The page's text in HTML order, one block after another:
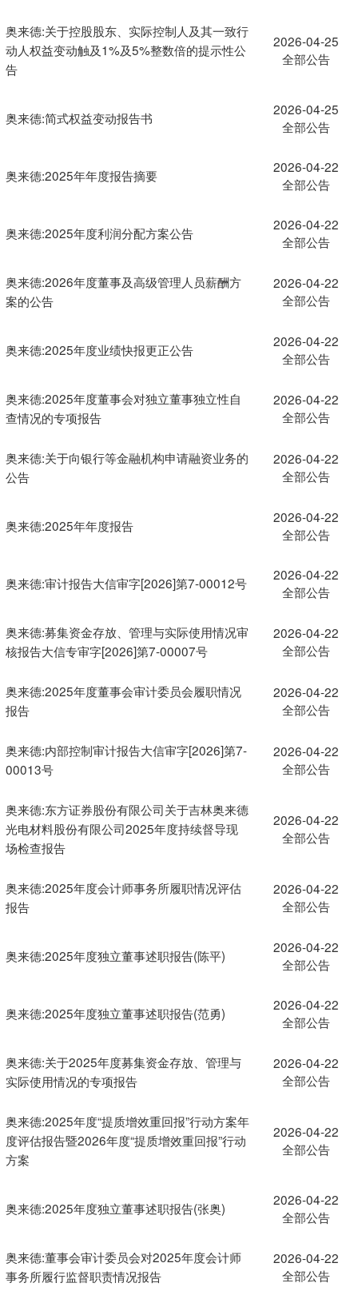
奥来德:关于控股股东、实际控制人及其一致行
动人权益变动触及1%及5%整数倍的提示性公
告
2026-04-25
全部公告
奥来德:简式权益变动报告书
2026-04-25
全部公告
奥来德:2025年年度报告摘要
2026-04-22
全部公告
奥来德:2025年度利润分配方案公告
2026-04-22
全部公告
奥来德:2026年度董事及高级管理人员薪酬方
案的公告
2026-04-22
全部公告
奥来德:2025年度业绩快报更正公告
2026-04-22
全部公告
奥来德:2025年度董事会对独立董事独立性自
查情况的专项报告
2026-04-22
全部公告
奥来德:关于向银行等金融机构申请融资业务的
公告
2026-04-22
全部公告
奥来德:2025年年度报告
2026-04-22
全部公告
奥来德:审计报告大信审字[2026]第7-00012号
2026-04-22
全部公告
奥来德:募集资金存放、管理与实际使用情况审
核报告大信专审字[2026]第7-00007号
2026-04-22
全部公告
奥来德:2025年度董事会审计委员会履职情况
报告
2026-04-22
全部公告
奥来德:内部控制审计报告大信审字[2026]第7-
00013号
2026-04-22
全部公告
奥来德:东方证券股份有限公司关于吉林奥来德
光电材料股份有限公司2025年度持续督导现
场检查报告
2026-04-22
全部公告
奥来德:2025年度会计师事务所履职情况评估
报告
2026-04-22
全部公告
奥来德:2025年度独立董事述职报告(陈平)
2026-04-22
全部公告
奥来德:2025年度独立董事述职报告(范勇)
2026-04-22
全部公告
奥来德:关于2025年度募集资金存放、管理与
实际使用情况的专项报告
2026-04-22
全部公告
奥来德:2025年度“提质增效重回报”行动方案年
度评估报告暨2026年度“提质增效重回报”行动
方案
2026-04-22
全部公告
奥来德:2025年度独立董事述职报告(张奥)
2026-04-22
全部公告
奥来德:董事会审计委员会对2025年度会计师
事务所履行监督职责情况报告
2026-04-22
全部公告